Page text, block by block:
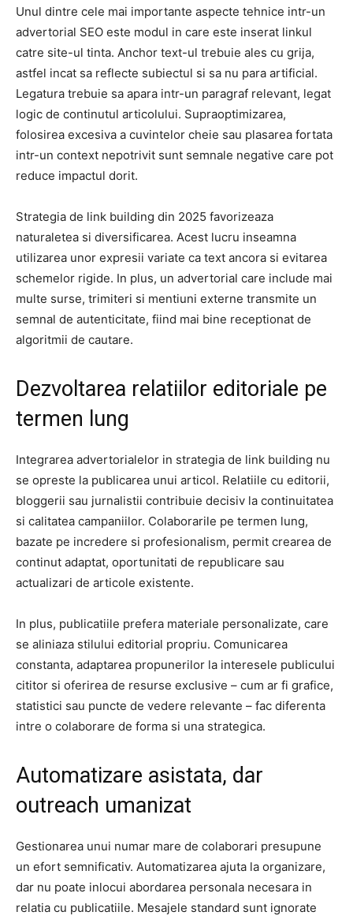
Unul dintre cele mai importante aspecte tehnice intr-un
advertorial SEO este modul in care este inserat linkul
catre site-ul tinta. Anchor text-ul trebuie ales cu grija,
astfel incat sa reflecte subiectul si sa nu para artificial.
Legatura trebuie sa apara intr-un paragraf relevant, legat
logic de continutul articolului. Supraoptimizarea,
folosirea excesiva a cuvintelor cheie sau plasarea fortata
intr-un context nepotrivit sunt semnale negative care pot
reduce impactul dorit.
Strategia de link building din 2025 favorizeaza
naturaletea si diversificarea. Acest lucru inseamna
utilizarea unor expresii variate ca text ancora si evitarea
schemelor rigide. In plus, un advertorial care include mai
multe surse, trimiteri si mentiuni externe transmite un
semnal de autenticitate, fiind mai bine receptionat de
algoritmii de cautare.
Dezvoltarea relatiilor editoriale pe
termen lung
Integrarea advertorialelor in strategia de link building nu
se opreste la publicarea unui articol. Relatiile cu editorii,
bloggerii sau jurnalistii contribuie decisiv la continuitatea
si calitatea campaniilor. Colaborarile pe termen lung,
bazate pe incredere si profesionalism, permit crearea de
continut adaptat, oportunitati de republicare sau
actualizari de articole existente.
In plus, publicatiile prefera materiale personalizate, care
se aliniaza stilului editorial propriu. Comunicarea
constanta, adaptarea propunerilor la interesele publicului
cititor si oferirea de resurse exclusive – cum ar fi grafice,
statistici sau puncte de vedere relevante – fac diferenta
intre o colaborare de forma si una strategica.
Automatizare asistata, dar
outreach umanizat
Gestionarea unui numar mare de colaborari presupune
un efort semnificativ. Automatizarea ajuta la organizare,
dar nu poate inlocui abordarea personala necesara in
relatia cu publicatiile. Mesajele standard sunt ignorate